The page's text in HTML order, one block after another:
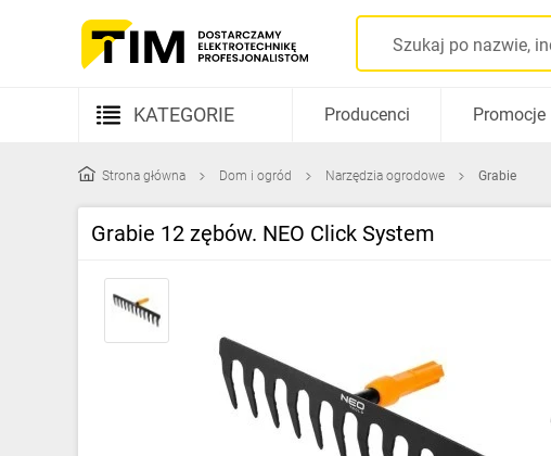
KATEGORIE
Kable i przewody
Rozdzielnice i obudowy
Elementy prowadzenia kabli
Producenci Promocje
Strona główna Dom i ogród Narzędzia ogrodowe Grabie
Grabie 12 zębów. NEO Click System